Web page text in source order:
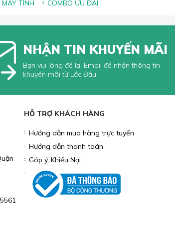
MÁY TÍNH COMBO ƯU ĐÃI
NHẬN TIN KHUYẾN MÃI
Bạn vui lòng để lại Email để nhận thông tin
khuyến mãi từ Lắc Đầu
HỖ TRỢ KHÁCH HÀNG
Hướng dẫn mua hàng trực tuyến
Hướng dẫn thanh toán
Góp ý, Khiếu Nại